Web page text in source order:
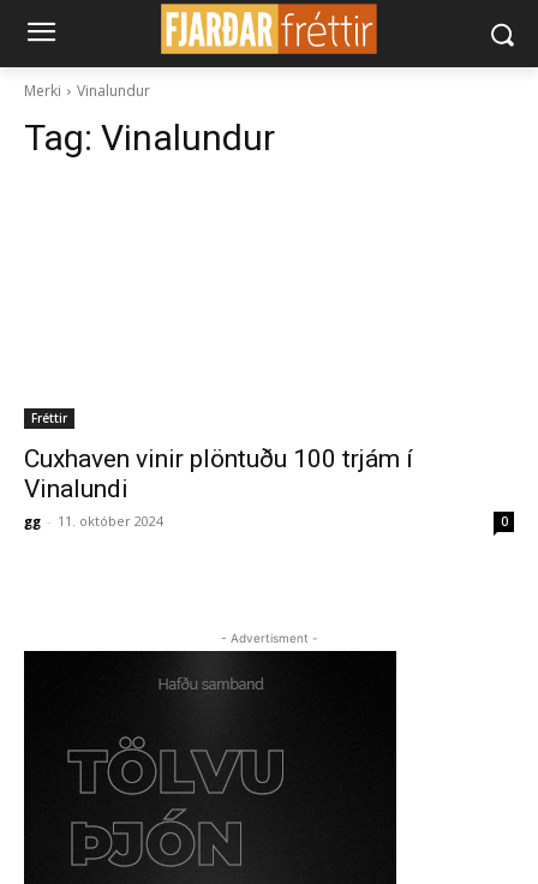
Merki Vinalundur
Tag: Vinalundur
Fréttir
Cuxhaven vinir plöntuðu 100 trjám í
Vinalundi
gg - 11. október 2024 0
- Advertisment -